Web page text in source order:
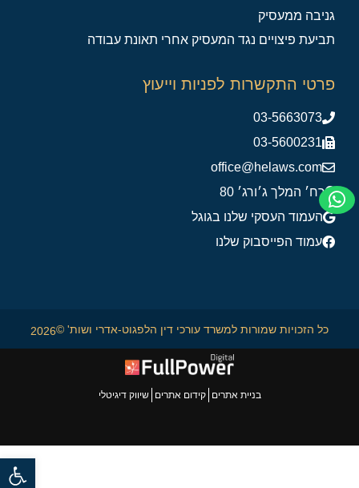
גניבה ממעסיק
תביעת פיצויים נגד המעסיק אחרי תאונת עבודה
פרטי התקשרות לפניות וייעוץ
03-5663073
03-5600231
office@helaws.com
רח׳ המלך ג׳ורג׳ 80
העמוד העסקי שלנו בגוגל
עמוד הפייסבוק שלנו
כל הזכויות שמורות למשרד עורכי דין הלפגוט-אדרי ושות' ©2026
בניית אתרים קידום אתרים שיווק דיגיטלי
פתח